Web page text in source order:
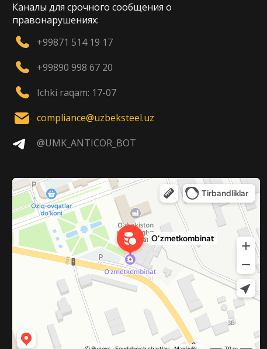
Каналы для срочного сообщения о
правонарушениях:
+99871 514 19 17
+99890 998 67 20
Ichki raqam: 17-07
compliance@uzbeksteel.uz
@UMK_ANTICOR_BOT